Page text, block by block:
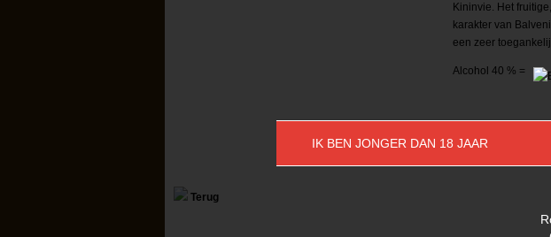
Kininvie. Het
karakter van
een zeer
Alcohol 40 % =
Terug
IK BEN JONGER DAN 18 JAAR